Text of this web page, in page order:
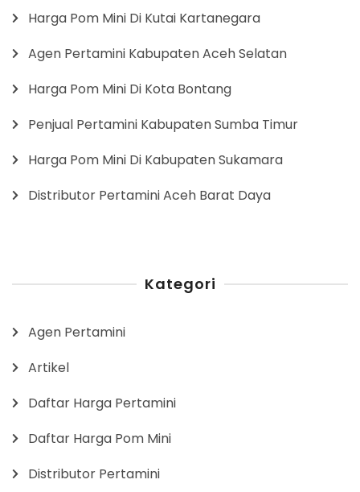
Harga Pom Mini Di Kutai Kartanegara
Agen Pertamini Kabupaten Aceh Selatan
Harga Pom Mini Di Kota Bontang
Penjual Pertamini Kabupaten Sumba Timur
Harga Pom Mini Di Kabupaten Sukamara
Distributor Pertamini Aceh Barat Daya
Kategori
Agen Pertamini
Artikel
Daftar Harga Pertamini
Daftar Harga Pom Mini
Distributor Pertamini